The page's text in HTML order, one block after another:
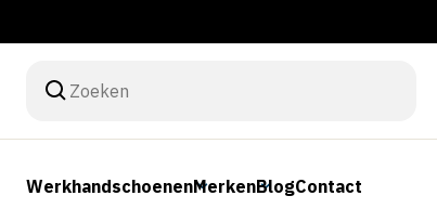
WerkhandschoenenMerkenBlogContact